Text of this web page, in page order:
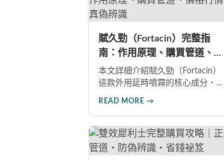
到理想效果並建立長期保健基
礎。
賦久勁（Fortacin）完整指
南：作用原理、購買管道、價
格行情與真偽辨識
本文詳細介紹賦久勁（Fortacin）
這款外用延時噴霧的核心成分、
安心使用。
READ MORE →